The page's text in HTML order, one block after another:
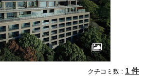
クチコミ数 : 1 件